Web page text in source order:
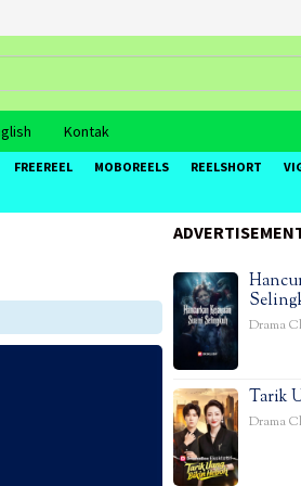
Kontak
FREEREEL MOBOREELS REELSHORT
Drama
Tarik
Drama